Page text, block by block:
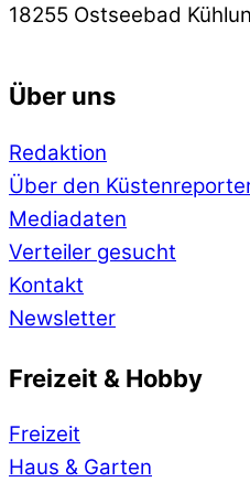
18255 Ostseebad
Über uns
Redaktion
Über den
Mediadaten
Verteiler gesucht
Kontakt
Newsletter
Freizeit & Hobby
Freizeit
Haus & Garten